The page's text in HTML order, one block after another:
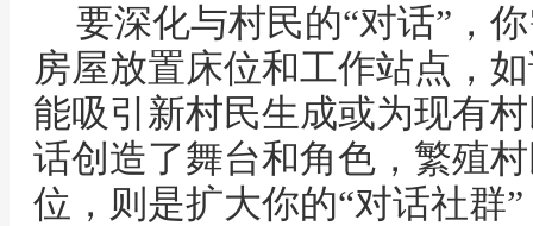
要深化与村民的“对话”，
房屋放置床位和工作站点，
能吸引新村民生成或为现有
话创造了舞台和角色，繁殖
位，则是扩大你的“对话社群